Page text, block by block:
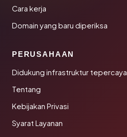
Cara kerja
Domain yang baru diperiksa
PERUSAHAAN
Didukung infrastruktur tepercaya
Tentang
Kebijakan Privasi
Syarat Layanan